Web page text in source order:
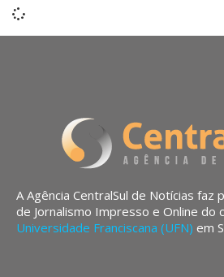
A Agência CentralSul de Notícias
de Jornalismo Impresso e Online do
Universidade Franciscana (UFN) em